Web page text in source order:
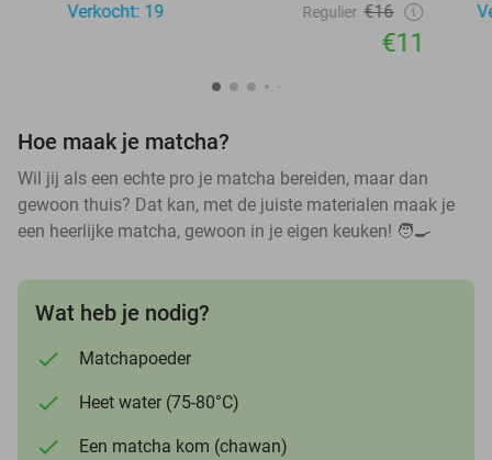
Verkocht: 19
Regulier €16
€11
Hoe maak je matcha?
Wil jij als een echte pro je matcha bereiden, maar dan
gewoon thuis? Dat kan, met de juiste materialen maak je
een heerlijke matcha, gewoon in je eigen keuken! 🧑🍳
Wat heb je nodig?
Matchapoeder
Heet water (75-80°C)
Een matcha kom (chawan)